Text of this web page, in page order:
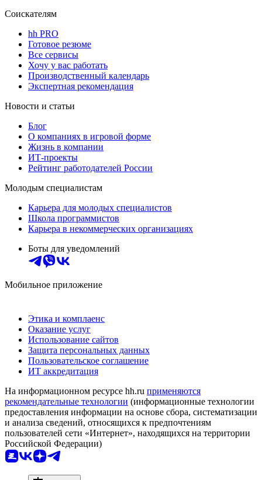
Соискателям
hh PRO
Готовое резюме
Все сервисы
Хочу у вас работать
Производственный календарь
Экспертная рекомендация
Новости и статьи
Блог
О компаниях в игровой форме
Жизнь в компании
ИТ-проекты
Рейтинг работодателей России
Молодым специалистам
Карьера для молодых специалистов
Школа программистов
Карьера в некоммерческих организациях
Боты для уведомлений
Мобильное приложение
Этика и комплаенс
Оказание услуг
Использование сайтов
Защита персональных данных
Пользовательское соглашение
ИТ аккредитация
На информационном ресурсе hh.ru применяются
рекомендательные технологии (информационные технологии
предоставления информации на основе сбора, систематизации
и анализа сведений, относящихся к предпочтениям
пользователей сети «Интернет», находящихся на территории
Российской Федерации)